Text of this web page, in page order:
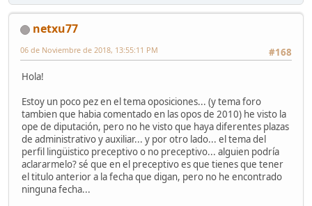
netxu77
#168
06 de Noviembre de 2018, 13:55:11 PM
Hola!
Estoy un poco pez en el tema oposiciones... (y tema foro
tambien que habia comentado en las opos de 2010) he visto la
ope de diputación, pero no he visto que haya diferentes plazas
de administrativo y auxiliar... y por otro lado... el tema del
perfil lingüistico preceptivo o no preceptivo... alguien podría
aclararmelo? sé que en el preceptivo es que tienes que tener
el titulo anterior a la fecha que digan, pero no he encontrado
ninguna fecha...